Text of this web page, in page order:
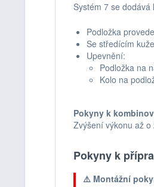
Systém 7 se
Podložka
Se středícím
Upevnění:
Podložka na
Kolo na
Pokyny k
Zvýšení výkonu až
Pokyny k
⚠️ Montážní